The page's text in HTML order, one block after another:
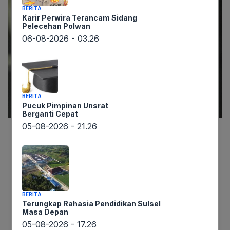
Nasional Perhimpunan Pendidikan dan Guru
(P2G), Satriwan Salim, dengan tegas mengecam
dugaan korupsi pengadaan seragam sekolah
yang menyeret nama Bupati Langkat, Syah
Afandin. Kasus ini dinilai sangat merugikan para
orang tua siswa di tengah beban biaya pendidikan
BERITA
Karir Perwira Terancam Sidang
Pelecehan Polwan
06-08-2026 - 03.26
BERITA
Pucuk Pimpinan Unsrat
Berganti Cepat
05-08-2026 - 21.26
BERITA
Terungkap Rahasia Pendidikan Sulsel
Masa Depan
05-08-2026 - 17.26